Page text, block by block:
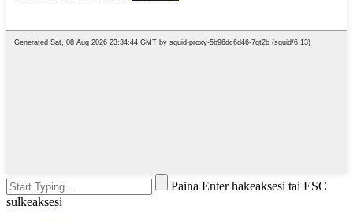
Paina Enter hakeaksesi tai ESC
sulkeaksesi